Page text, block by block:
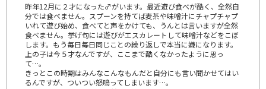
昨年12月に２才になった♂がいます。最近遊び食べが酷く、全然自
分では食べません。スプーンを持てば麦茶や味噌汁にチャプチャプ
いれて遊び始め、食べてと声をかけても、うんとは言いますが全然
食べません。挙げ句には遊びがエスカレートして味噌汁などをこぼ
します。もう毎日毎日同じことの繰り返しで本当に嫌になります。
上の子は今５才なんですが、ここまで酷くなかったように思っ
て…。
きっとこの時期はみんなこんなもんだと自分にも言い聞かせてはい
るんですが、ついつい怒鳴ってしまいます…。